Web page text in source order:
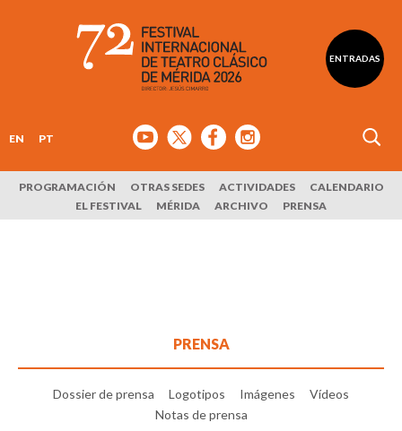
ENTRADAS
EN PT
PROGRAMACIÓN OTRAS SEDES ACTIVIDADES
CALENDARIO
EL FESTIVAL
MÉRIDA ARCHIVO PRENSA
PRENSA
Dossier de prensa Logotipos Imágenes
Vídeos
Notas de prensa